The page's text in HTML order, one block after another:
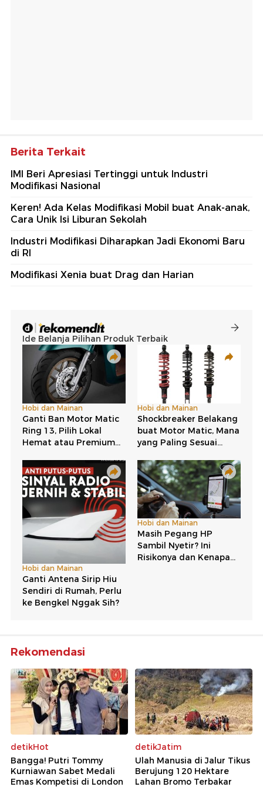
Berita Terkait
IMI Beri Apresiasi Tertinggi untuk Industri
Modifikasi Nasional
Keren! Ada Kelas Modifikasi Mobil buat Anak-anak,
Cara Unik Isi Liburan Sekolah
Industri Modifikasi Diharapkan Jadi Ekonomi Baru
di RI
Modifikasi Xenia buat Drag dan Harian
Rekomendasi
detikHot
Bangga! Putri Tommy
Kurniawan Sabet Medali
Emas Kompetisi di London
detikJatim
Ulah Manusia di Jalur Tikus
Berujung 120 Hektare
Lahan Bromo Terbakar